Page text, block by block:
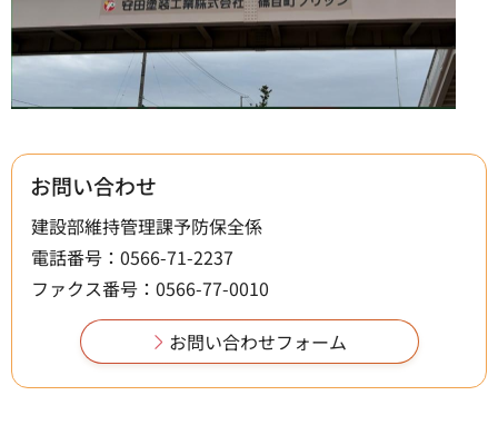
お問い合わせ
建設部維持管理課予防保全係
電話番号：0566-71-2237
ファクス番号：0566-77-0010